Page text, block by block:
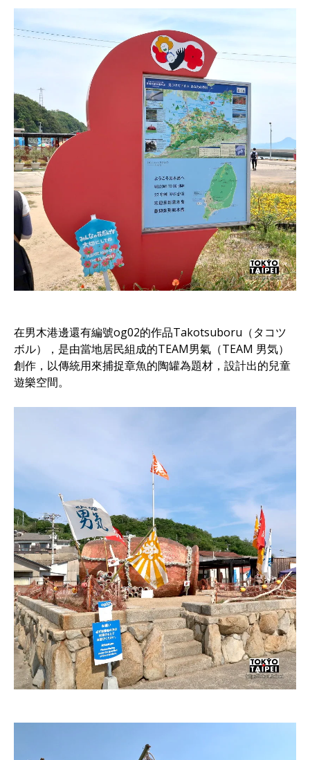
在男木港邊還有編號og02的作品Takotsuboru（タコツ
ボル），是由當地居民組成的TEAM男氣（TEAM 男気）
創作，以傳統用來捕捉章魚的陶罐為題材，設計出的兒童
遊樂空間。